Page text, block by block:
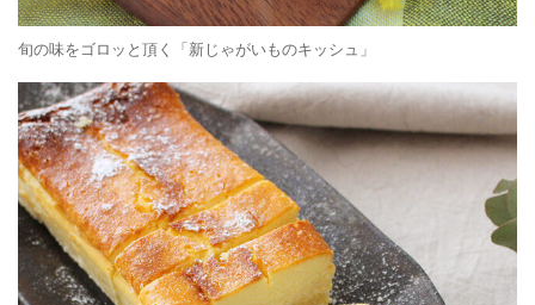
旬の味をゴロッと頂く「新じゃがいものキッシュ」